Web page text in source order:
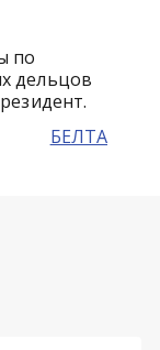
по
дельцов
БЕЛТА